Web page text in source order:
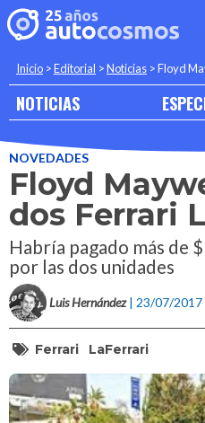
Inicio >Editorial >Noticias >Floyd
NOTICIAS
NOVEDADES
Floyd
dos Ferrari
Habría pagado más de
por las dos unidades
Luis Hernández | 23/07/2017
Ferrari LaFerrari